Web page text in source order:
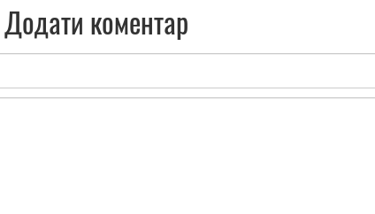
Додати коментар